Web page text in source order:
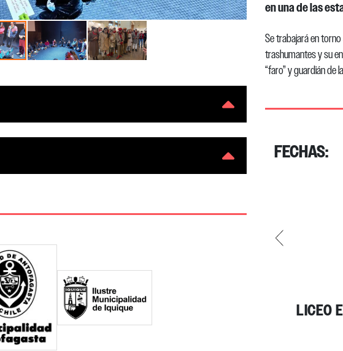
en una de las
Se trabajará en
trashumantes y su
“faro” y guardián de
FECHAS:
LICEO